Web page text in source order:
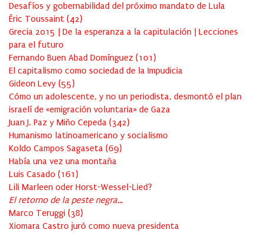
Desafíos y gobernabilidad del próximo mandato de Lula
Éric Toussaint (42)
Grecia 2015 | De la esperanza a la capitulación | Lecciones
para el futuro
Fernando Buen Abad Domínguez (101 )
El capitalismo como sociedad de la Impudicia
Gideon Levy (55)
Cómo un adolescente, y no un periodista, desmontó el plan
israelí de «emigración voluntaria» de Gaza
Juan J. Paz y Miño Cepeda (342)
Humanismo latinoamericano y socialismo
Koldo Campos Sagaseta (69)
Había una vez una montaña
Luis Casado (161 )
Lili Marleen oder Horst-Wessel-Lied?
El retorno de la peste negra…
Marco Teruggi (38)
Xiomara Castro juró como nueva presidenta